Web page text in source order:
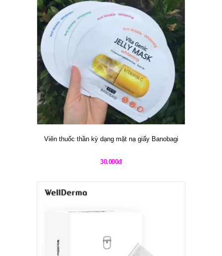
Viên thuốc thần kỳ dạng mặt nạ giấy Banobagi
30.000đ